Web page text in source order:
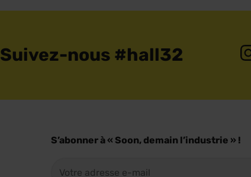
Suivez-nous #hall32
S’abonner à « Soon, demain l’industrie » !